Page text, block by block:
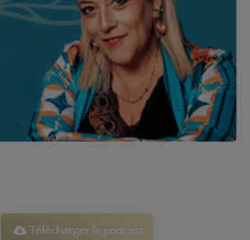
Télécharger le podcast